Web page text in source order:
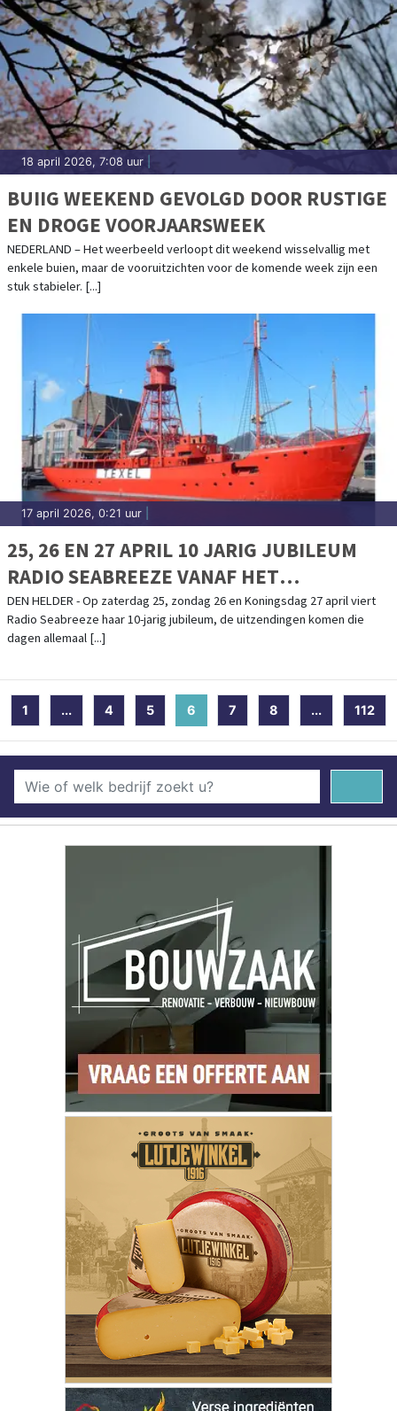
18 april 2026, 7:08 uur
BUIIG WEEKEND GEVOLGD DOOR RUSTIGE
EN DROGE VOORJAARSWEEK
NEDERLAND – Het weerbeeld verloopt dit weekend wisselvallig met
enkele buien, maar de vooruitzichten voor de komende week zijn een
stuk stabieler. [...]
17 april 2026, 0:21 uur
25, 26 EN 27 APRIL 10 JARIG JUBILEUM
RADIO SEABREEZE VANAF HET
LICHTSCHIP TEXEL DEN HELDER
DEN HELDER - Op zaterdag 25, zondag 26 en Koningsdag 27 april viert
Radio Seabreeze haar 10-jarig jubileum, de uitzendingen komen die
dagen allemaal [...]
1 ... 4 5 6 (current)
7 8 ... 112